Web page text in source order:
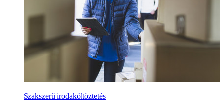
Szakszerű irodaköltöztetés